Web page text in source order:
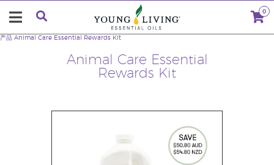
0
Animal Care Essential
Rewards Kit
产品 Animal Care Essential Rewards Kit